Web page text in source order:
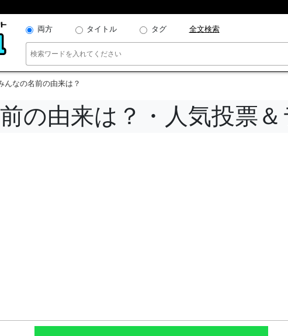
両方 タイトル タグ 全文検索
んなの名前の由来は？
の由来は？・人気投票